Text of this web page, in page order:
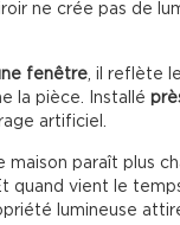
ne crée pas de
fenêtre, il reflète
la pièce. Installé
artificiel.
maison paraît plus
quand vient le
lumineuse